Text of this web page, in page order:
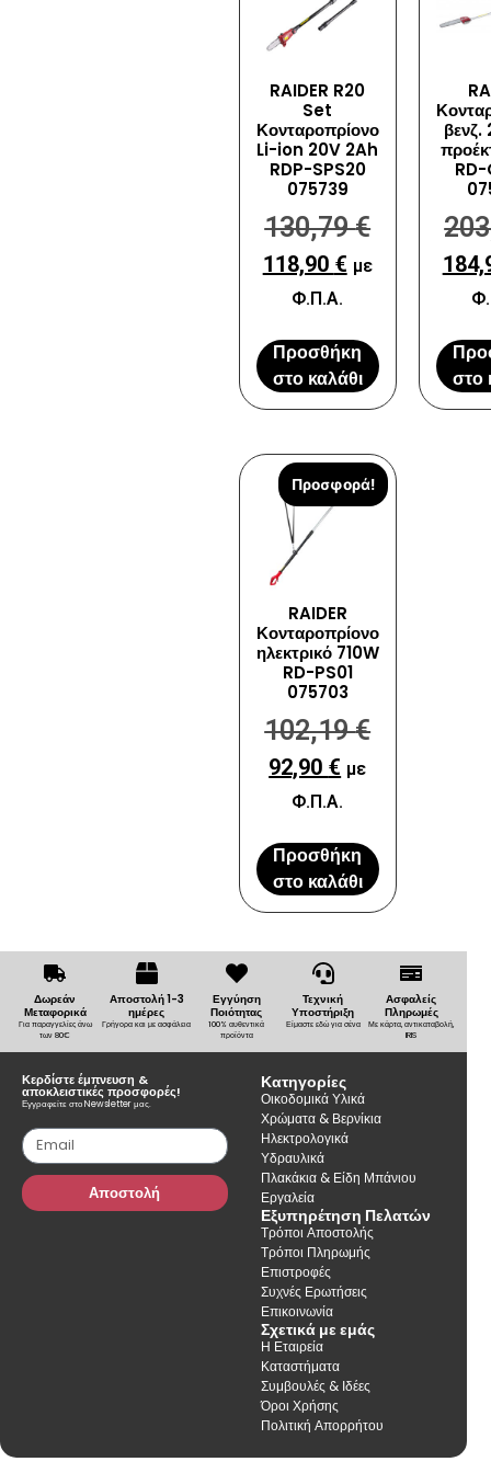
RAIDER R20
Set
Κονταροπρίονο
Li-ion 20V 2Ah
RDP-SPS20
075739
130,79€
118,90 € με
Φ.Π.Α.
Προσθήκη
στο καλάθι
RD-
στο
Προσφορά!
RAIDER
Κονταροπρίονο
ηλεκτρικό 710W
RD-PS01
075703
102,19€
92,90 € με
Φ.Π.Α.
Προσθήκη
στο καλάθι
Δωρεάν
Μεταφορικά
Για παραγγελίες άνω
των 80€
Αποστολή 1-3
ημέρες
Γρήγορα και με ασφάλεια
Εγγύηση
Ποιότητας
100% αυθεντικά
προϊόντα
Τεχνική
Υποστήριξη
Είμαστε εδώ για σένα
Ασφαλείς
Πληρωμές
Με κάρτα, αντικαταβολή,
IRIS
Κερδίστε έμπνευση &
αποκλειστικές προσφορές!
Εγγραφείτε στο Newsletter μας.
Αποστολή
Κατηγορίες
Οικοδομικά Υλικά
Χρώματα & Βερνίκια
Ηλεκτρολογικά
Υδραυλικά
Πλακάκια & Είδη Μπάνιου
Εργαλεία
Εξυπηρέτηση Πελατών
Τρόποι Αποστολής
Τρόποι Πληρωμής
Επιστροφές
Συχνές Ερωτήσεις
Επικοινωνία
Σχετικά με εμάς
Η Εταιρεία
Καταστήματα
Συμβουλές & Ιδέες
Όροι Χρήσης
Πολιτική Απορρήτου